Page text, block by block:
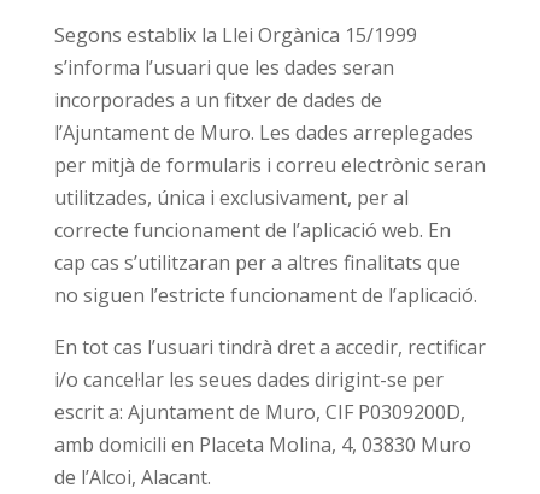
Segons establix la Llei Orgànica 15/1999
s’informa l’usuari que les dades seran
incorporades a un fitxer de dades de
l’Ajuntament de Muro. Les dades arreplegades
per mitjà de formularis i correu electrònic seran
utilitzades, única i exclusivament, per al
correcte funcionament de l’aplicació web. En
cap cas s’utilitzaran per a altres finalitats que
no siguen l’estricte funcionament de l’aplicació.
En tot cas l’usuari tindrà dret a accedir, rectificar
i/o cancel·lar les seues dades dirigint-se per
escrit a: Ajuntament de Muro, CIF P0309200D,
amb domicili en Placeta Molina, 4, 03830 Muro
de l’Alcoi, Alacant.